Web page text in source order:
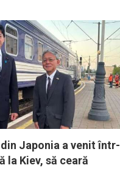
Japonia a venit într-
la Kiev, să ceară